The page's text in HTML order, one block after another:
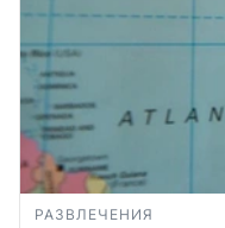
РАЗВЛЕЧЕНИЯ